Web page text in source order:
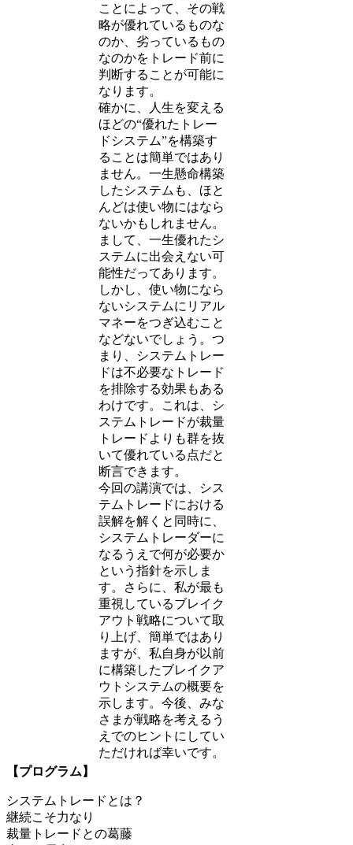
ことによって、その戦
略が優れているものな
のか、劣っているもの
なのかをトレード前に
判断することが可能に
なります。
確かに、人生を変える
ほどの“優れたトレー
ドシステム”を構築す
ることは簡単ではあり
ません。一生懸命構築
したシステムも、ほと
んどは使い物にはなら
ないかもしれません。
まして、一生優れたシ
ステムに出会えない可
能性だってあります。
しかし、使い物になら
ないシステムにリアル
マネーをつぎ込むこと
などないでしょう。つ
まり、システムトレー
ドは不必要なトレード
を排除する効果もある
わけです。これは、シ
ステムトレードが裁量
トレードよりも群を抜
いて優れている点だと
断言できます。
今回の講演では、シス
テムトレードにおける
誤解を解くと同時に、
システムトレーダーに
なるうえで何が必要か
という指針を示しま
す。さらに、私が最も
重視しているブレイク
アウト戦略について取
り上げ、簡単ではあり
ますが、私自身が以前
に構築したブレイクア
ウトシステムの概要を
示します。今後、みな
さまが戦略を考えるう
えでのヒントにしてい
ただければ幸いです。
【プログラム】
システムトレードとは？
継続こそ力なり
裁量トレードとの葛藤